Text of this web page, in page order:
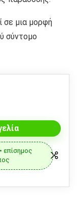
σε μια μορφή
σύντομο
επίσημος